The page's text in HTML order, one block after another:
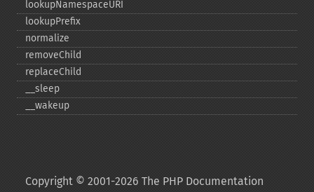
lookupNamespaceURI
lookupPrefix
normalize
removeChild
replaceChild
_​_​sleep
_​_​wakeup
Copyright © 2001-2026 The PHP Documentation